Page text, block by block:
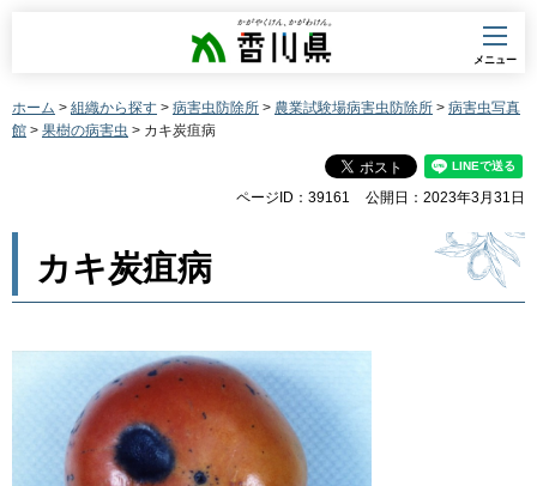
香川県
メニュー
ホーム > 組織から探す > 病害虫防除所 > 農業試験場病害虫防除所 > 病害虫写真
館 > 果樹の病害虫 > カキ炭疽病
ページID：39161 公開日：2023年3月31日
カキ炭疽病